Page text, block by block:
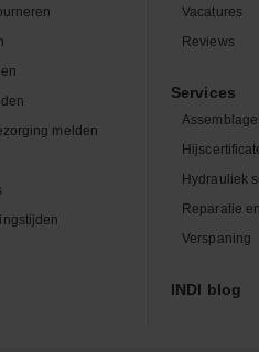
melden
Vacatures
Reviews
Services
Hydrauliek
Reparatie
Verspaning
INDI blog